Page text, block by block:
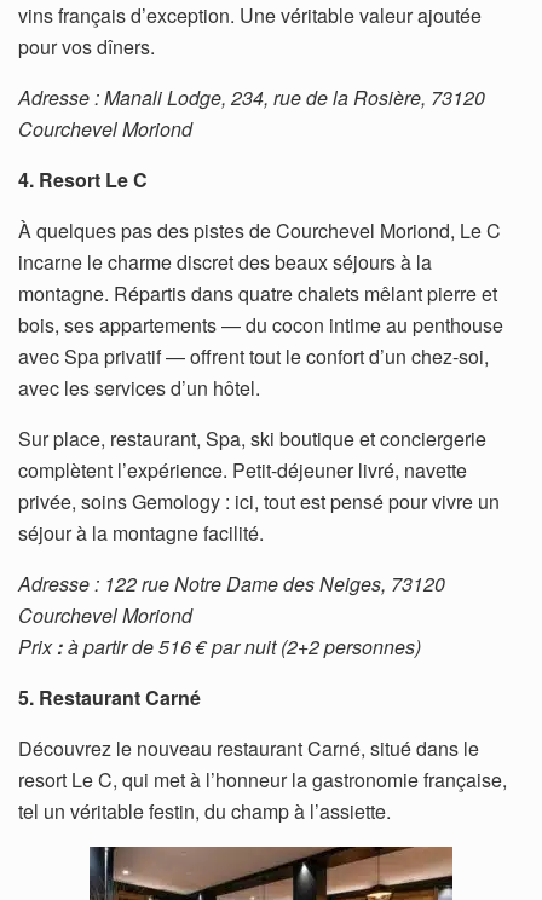
vins français d’exception. Une véritable valeur ajoutée
pour vos dîners.
Adresse : Manali Lodge, 234, rue de la Rosière, 73120
Courchevel Moriond
4. Resort Le C
À quelques pas des pistes de Courchevel Moriond, Le C
incarne le charme discret des beaux séjours à la
montagne. Répartis dans quatre chalets mêlant pierre et
bois, ses appartements — du cocon intime au penthouse
avec Spa privatif — offrent tout le confort d’un chez-soi,
avec les services d’un hôtel.
Sur place, restaurant, Spa, ski boutique et conciergerie
complètent l’expérience. Petit-déjeuner livré, navette
privée, soins Gemology : ici, tout est pensé pour vivre un
séjour à la montagne facilité.
Adresse : 122 rue Notre Dame des Neiges, 73120
Courchevel Moriond
Prix:à partir de 516 € par nuit (2+2 personnes)
5. Restaurant Carné
Découvrez le nouveau restaurant Carné, situé dans le
resort Le C, qui met à l’honneur la gastronomie française,
tel un véritable festin, du champ à l’assiette.